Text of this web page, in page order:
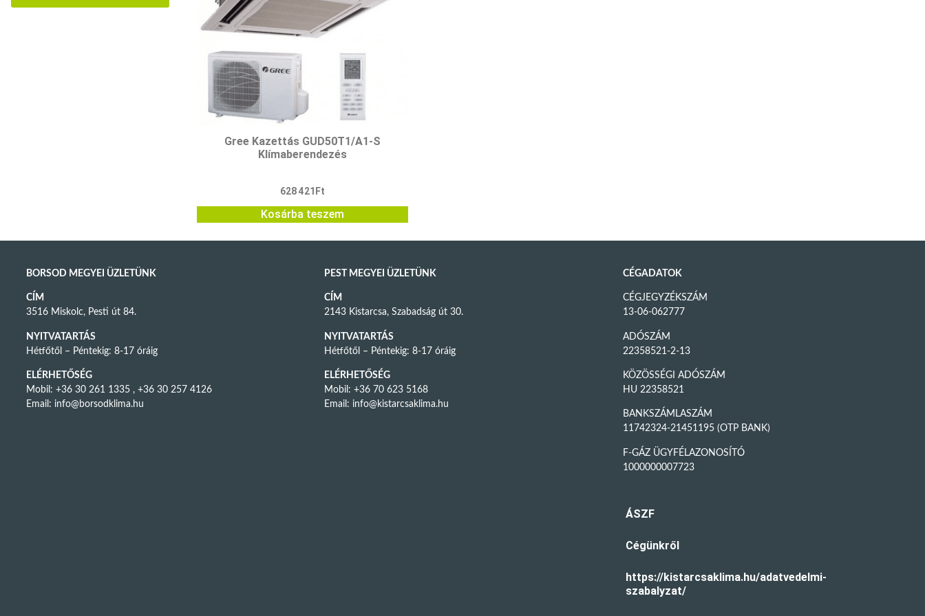
Gree Kazettás GUD50T1/A1-S
Klímaberendezés
628 421 Ft
Kosárba teszem
BORSOD MEGYEI ÜZLETÜNK
CÍM
3516 Miskolc, Pesti út 84.
NYITVATARTÁS
Hétfőtől – Péntekig: 8-17 óráig
ELÉRHETŐSÉG
Mobil: +36 30 261 1335 , +36 30 257 4126
Email: info@borsodklima.hu
PEST MEGYEI ÜZLETÜNK
CÍM
2143 Kistarcsa, Szabadság út 30.
NYITVATARTÁS
Hétfőtől – Péntekig: 8-17 óráig
ELÉRHETŐSÉG
Mobil: +36 70 623 5168
Email: info@kistarcsaklima.hu
CÉGADATOK
CÉGJEGYZÉKSZÁM
13-06-062777
ADÓSZÁM
22358521-2-13
KÖZÖSSÉGI ADÓSZÁM
HU 22358521
BANKSZÁMLASZÁM
11742324-21451195 (OTP BANK)
F-GÁZ ÜGYFÉLAZONOSÍTÓ
1000000007723
ÁSZF
Cégünkről
https://kistarcsaklima.hu/adatvedelmi-
szabalyzat/